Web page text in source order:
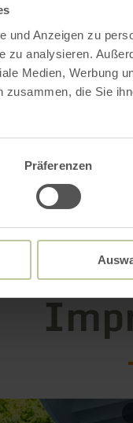
und Anzeigen zu
zu analysieren.
Medien, Werbung
zusammen, die Sie
Präferenzen